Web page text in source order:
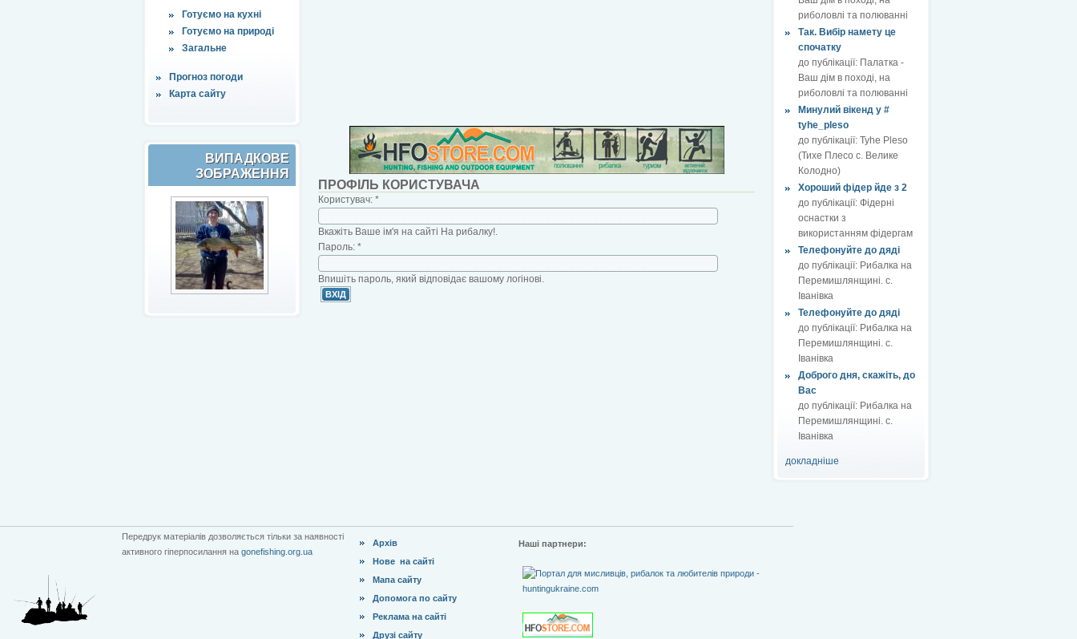
Готуємо на кухні
Готуємо на природі
Загальне
Прогноз погоди
Карта сайту
ВИПАДКОВЕ
ЗОБРАЖЕННЯ
риболовлі та полюванні
Так. Вибір намету це
спочатку
до публікації: Палатка -
Ваш дім в поході, на
риболовлі та полюванні
Минулий вікенд у #
tyhe_pleso
до публікації: Tyhe Pleso
(Тихе Плесо с. Велике
Колодно)
Хороший фідер йде з 2
до публікації: Фідерні
оснастки з
використанням фідергам
Телефонуйте до дяді
до публікації: Рибалка на
Перемишлянщині. с.
Іванівка
Телефонуйте до дяді
до публікації: Рибалка на
Перемишлянщині. с.
Іванівка
Доброго дня, скажіть, до
Вас
до публікації: Рибалка на
Перемишлянщині. с.
Іванівка
докладніше
ПРОФІЛЬ КОРИСТУВАЧА
Користувач: *
Вкажіть Ваше ім'я на сайті На рибалку!.
Пароль: *
Впишіть пароль, який відповідає вашому логінові.
Передрук матеріалів дозволяється тільки за наявності
активного гіперпосилання на gonefishing.org.ua
Архів
Нове на сайті
Мапа сайту
Допомога по сайту
Реклама на сайті
Друзі сайту
Наші партнери: